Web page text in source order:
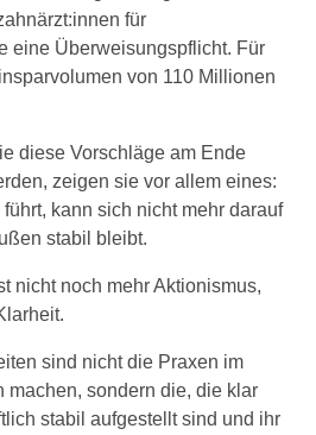
für
eine Überweisungspflicht. Für
von 110 Millionen
diese Vorschläge am Ende
zeigen sie vor allem eines:
kann sich nicht mehr darauf
stabil bleibt.
nicht noch mehr Aktionismus,
sind nicht die Praxen im
machen, sondern die, die klar
stabil aufgestellt sind und ihr